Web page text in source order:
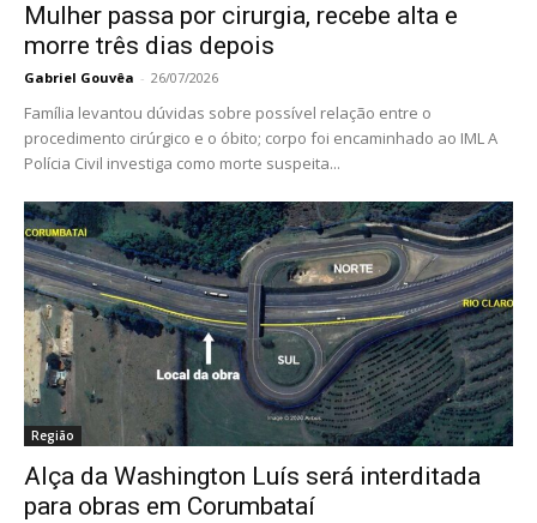
Mulher passa por cirurgia, recebe alta e
morre três dias depois
Gabriel Gouvêa - 26/07/2026
Família levantou dúvidas sobre possível relação entre o
procedimento cirúrgico e o óbito; corpo foi encaminhado ao IML A
Polícia Civil investiga como morte suspeita...
Região
Alça da Washington Luís será interditada
para obras em Corumbataí